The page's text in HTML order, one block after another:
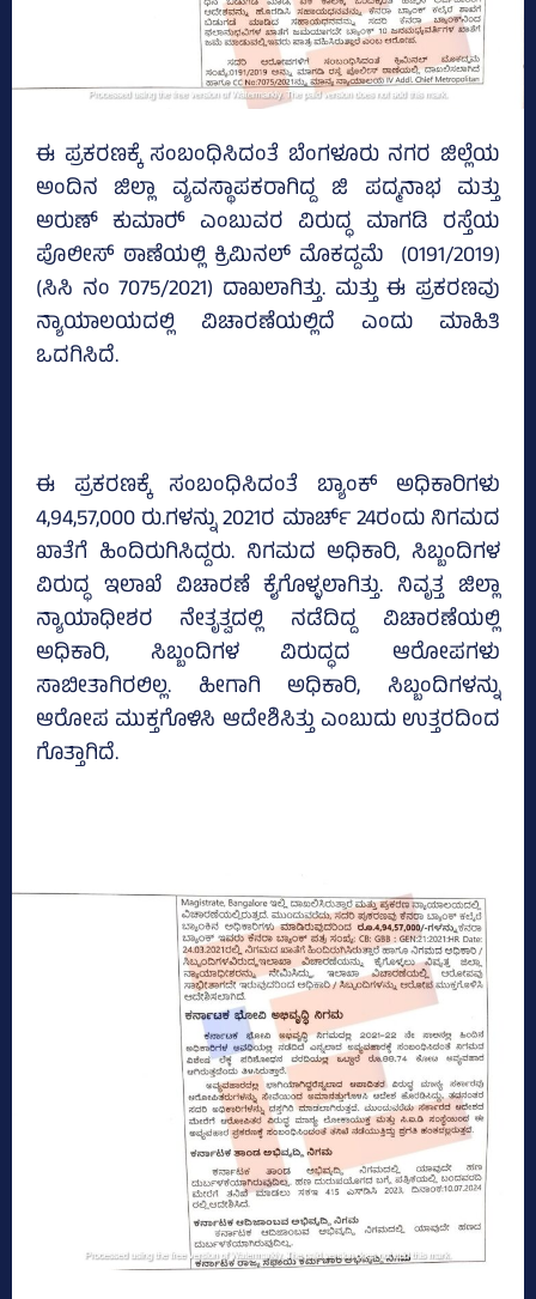
ಈ ಪ್ರಕರಣಕ್ಕೆ ಸಂಬಂಧಿಸಿದಂತೆ ಬೆಂಗಳೂರು ನಗರ ಜಿಲ್ಲೆಯ
ಅಂದಿನ ಜಿಲ್ಲಾ ವ್ಯವಸ್ಥಾಪಕರಾಗಿದ್ದ ಜಿ ಪದ್ಮನಾಭ ಮತ್ತು
ಅರುಣ್‌ ಕುಮಾರ್‍‌ ಎಂಬುವರ ವಿರುದ್ಧ ಮಾಗಡಿ ರಸ್ತೆಯ
ಪೊಲೀಸ್‌ ಠಾಣೆಯಲ್ಲಿ ಕ್ರಿಮಿನಲ್‌ ಮೊಕದ್ದಮೆ (0191/2019)
(ಸಿಸಿ ನಂ 7075/2021) ದಾಖಲಾಗಿತ್ತು. ಮತ್ತು ಈ ಪ್ರಕರಣವು
ನ್ಯಾಯಾಲಯದಲ್ಲಿ ವಿಚಾರಣೆಯಲ್ಲಿದೆ ಎಂದು ಮಾಹಿತಿ
ಒದಗಿಸಿದೆ.
ಈ ಪ್ರಕರಣಕ್ಕೆ ಸಂಬಂಧಿಸಿದಂತೆ ಬ್ಯಾಂಕ್‌ ಅಧಿಕಾರಿಗಳು
4,94,57,000 ರು.ಗಳನ್ನು 2021ರ ಮಾರ್ಚ್‌ 24ರಂದು ನಿಗಮದ
ಖಾತೆಗೆ ಹಿಂದಿರುಗಿಸಿದ್ದರು. ನಿಗಮದ ಅಧಿಕಾರಿ, ಸಿಬ್ಬಂದಿಗಳ
ವಿರುದ್ಧ ಇಲಾಖೆ ವಿಚಾರಣೆ ಕೈಗೊಳ್ಳಲಾಗಿತ್ತು. ನಿವೃತ್ತ ಜಿಲ್ಲಾ
ನ್ಯಾಯಾಧೀಶರ ನೇತೃತ್ವದಲ್ಲಿ ನಡೆದಿದ್ದ ವಿಚಾರಣೆಯಲ್ಲಿ
ಅಧಿಕಾರಿ, ಸಿಬ್ಬಂದಿಗಳ ವಿರುದ್ಧದ ಆರೋಪಗಳು
ಸಾಬೀತಾಗಿರಲಿಲ್ಲ. ಹೀಗಾಗಿ ಅಧಿಕಾರಿ, ಸಿಬ್ಬಂದಿಗಳನ್ನು
ಆರೋಪ ಮುಕ್ತಗೊಳಿಸಿ ಆದೇಶಿಸಿತ್ತು ಎಂಬುದು ಉತ್ತರದಿಂದ
ಗೊತ್ತಾಗಿದೆ.